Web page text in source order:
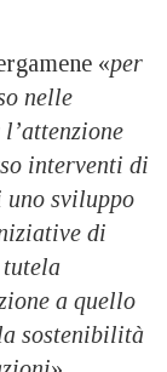
«per
nelle
interventi di
uno sviluppo
di
tutela
a quello
sostenibilità